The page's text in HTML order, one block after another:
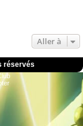
Aller à
réservés